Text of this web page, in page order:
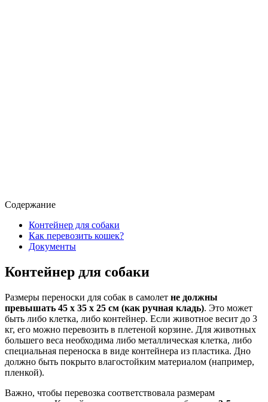
Содержание
Контейнер для собаки
Как перевозить кошек?
Документы
Контейнер для собаки
Размеры переноски для собак в самолет не должны
превышать 45 х 35 х 25 см (как ручная кладь). Это может
быть либо клетка, либо контейнер. Если животное весит до 3
кг, его можно перевозить в плетеной корзине. Для животных
большего веса необходима либо металлическая клетка, либо
специальная переноска в виде контейнера из пластика. Дно
должно быть покрыто влагостойким материалом (например,
пленкой).
Важно, чтобы перевозка соответствовала размерам